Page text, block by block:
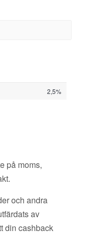
2,5%
på moms,
och andra
av
din cashback